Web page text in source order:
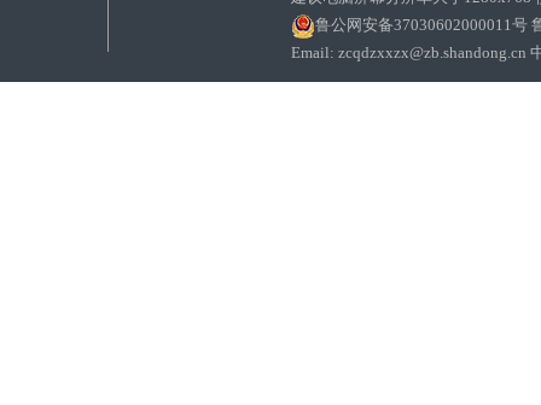
鲁公网安备37030602000011号
Email: zcqdzxxzx@zb.shandong.cn